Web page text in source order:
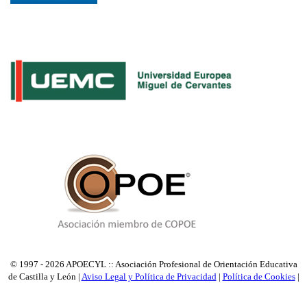
© 1997 - 2026 APOECYL :: Asociación Profesional de Orientación Educativa
de Castilla y León | Aviso Legal y Política de Privacidad| Política de Cookies|